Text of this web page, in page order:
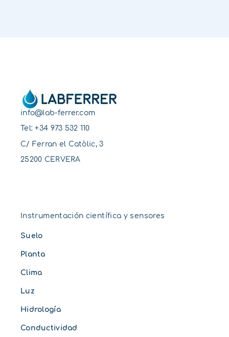
info@lab-ferrer.com
Tel:+34 973 532 110
C/ Ferran el Catòlic, 3
25200 CERVERA
Instrumentación científica y sensores
Suelo
Planta
Clima
Luz
Hidrología
Conductividad